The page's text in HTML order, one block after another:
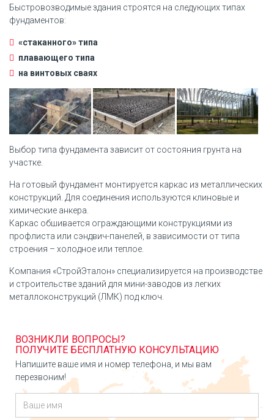
Быстровозводимые здания строятся на следующих типах
фундаментов:
«стаканного» типа
плавающего типа
на винтовых сваях
Выбор типа фундамента зависит от состояния грунта на
участке.
На готовый фундамент монтируется каркас из металлических
конструкций. Для соединения используются клиновые и
химические анкера.
Каркас обшивается ограждающими конструкциями из
профлиста или сэндвич-панелей, в зависимости от типа
строения – холодное или теплое.
Компания «СтройЭталон» специализируется на производстве
и строительстве зданий для мини-заводов из легких
металлоконструкций (ЛМК) под ключ.
ВОЗНИКЛИ ВОПРОСЫ?
ПОЛУЧИТЕ БЕСПЛАТНУЮ КОНСУЛЬТАЦИЮ
Напишите ваше имя и номер телефона, и мы вам
перезвоним!